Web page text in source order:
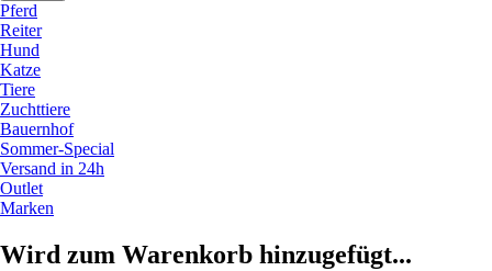
Pferd
Reiter
Hund
Katze
Tiere
Zuchttiere
Bauernhof
Sommer-Special
Versand in 24h
Outlet
Marken
Wird zum Warenkorb hinzugefügt...